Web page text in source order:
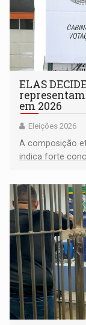
ELAS
em 2026
Eleições 2026
A composição
indica forte